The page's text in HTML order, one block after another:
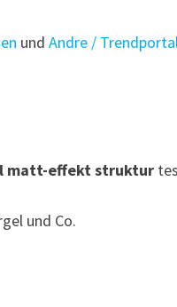
undAndre /
matt-effekt struktur
und Co.